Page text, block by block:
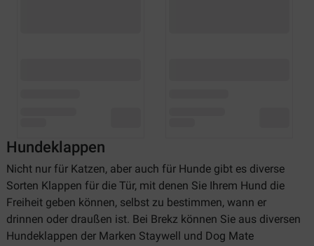
Hundeklappen
Nicht nur für Katzen, aber auch für Hunde gibt es diverse
Sorten Klappen für die Tür, mit denen Sie Ihrem Hund die
Freiheit geben können, selbst zu bestimmen, wann er
drinnen oder draußen ist. Bei Brekz können Sie aus diversen
Hundeklappen der Marken Staywell und Dog Mate